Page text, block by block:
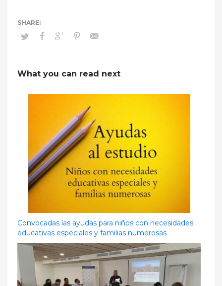
What you can read next
Convocadas las ayudas para niños con necesidades
educativas especiales y familias numerosas